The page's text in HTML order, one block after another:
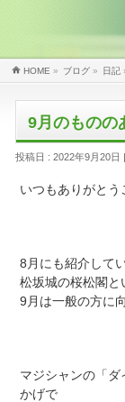
HOME » ブログ » 日記
9月のものの
投稿日 : 2022年9月20日
いつもありがとう
8月にも紹介して
松坂城の桜松閣と
9月は一般の方に
マジシャンの「
かげで